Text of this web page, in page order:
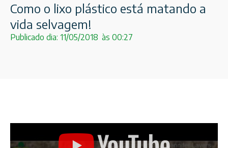
Como o lixo plástico está matando a
vida selvagem!
Publicado dia: 11/05/2018 às 00:27